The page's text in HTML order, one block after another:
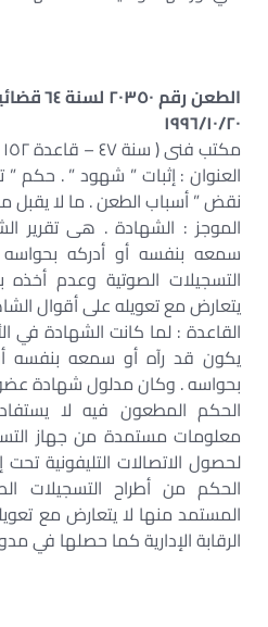
الطعن
١٩٩٦/١٠/٢٠
مكتب فنى ( سنة ٤٧ – قاعدة ١٥٢ – صفحة ١٠٦٥ )
العنوان : إثبات ” شهود ” . حكم
نقض ” أسباب الطعن . ما لا يقبل
الموجز : الشهادة . هى تقرير
سمعه بنفسه أو أدركه بحواسه
التسجيلات الصوتية وعدم أخذه
يتعارض مع تعويله على أقوال
القاعدة : لما كانت الشهادة
يكون قد رآه أو سمعه بنفسه
بحواسه . وكان مدلول شهادة عضو
الحكم المطعون فيه لا
معلومات مستمدة من جهاز
لحصول الاتصالات التليفونية
الحكم من أطراح التسجيلات
المستمد منها لا يتعارض مع
الرقابة الإدارية كما حصلها في